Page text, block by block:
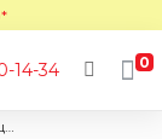
14-34 0
Полотенцедержатель